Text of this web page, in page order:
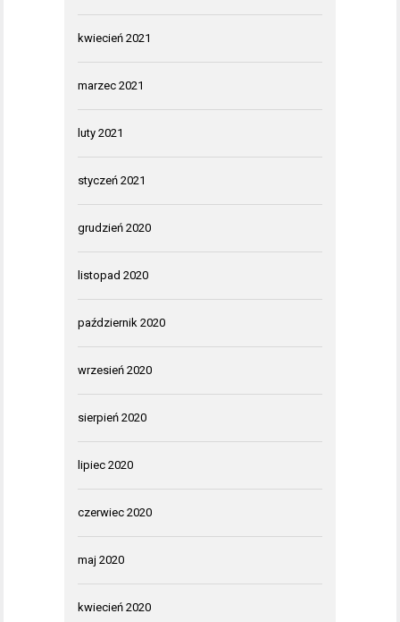
kwiecień 2021
marzec 2021
luty 2021
styczeń 2021
grudzień 2020
listopad 2020
październik 2020
wrzesień 2020
sierpień 2020
lipiec 2020
czerwiec 2020
maj 2020
kwiecień 2020